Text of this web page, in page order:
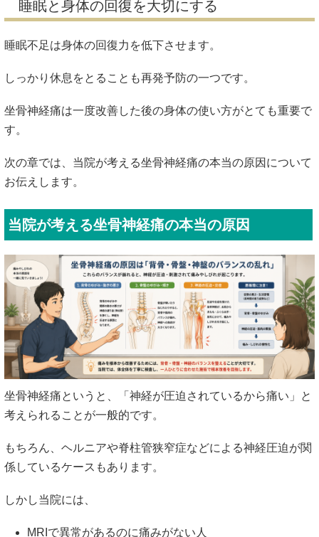
睡眠と身体の回復を大切にする
睡眠不足は身体の回復力を低下させます。
しっかり休息をとることも再発予防の一つです。
坐骨神経痛は一度改善した後の身体の使い方がとても重要で
す。
次の章では、当院が考える坐骨神経痛の本当の原因について
お伝えします。
当院が考える坐骨神経痛の本当の原因
坐骨神経痛というと、「神経が圧迫されているから痛い」と
考えられることが一般的です。
もちろん、ヘルニアや脊柱管狭窄症などによる神経圧迫が関
係しているケースもあります。
しかし当院には、
MRIで異常があるのに痛みがない人